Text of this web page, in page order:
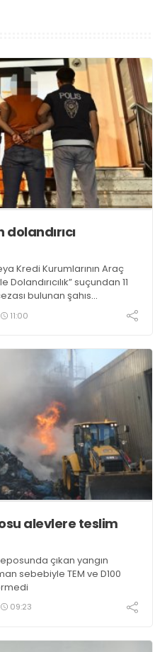
dolandırıcı
Kredi Kurumlarının Araç
suçundan 11
bulunan şahıs
11:00
alevlere teslim
çıkan yangın
sebebiyle TEM ve D100
09:23